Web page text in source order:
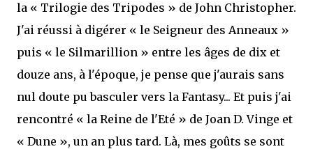
la « Trilogie des Tripodes » de John Christopher.
J'ai réussi à digérer « le Seigneur des Anneaux »
puis « le Silmarillion » entre les âges de dix et
douze ans, à l'époque, je pense que j'aurais sans
nul doute pu basculer vers la Fantasy... Et puis j'ai
rencontré « la Reine de l'Eté » de Joan D. Vinge et
« Dune », un an plus tard. Là, mes goûts se sont